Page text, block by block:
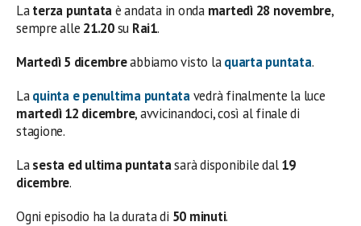
Laterza puntataè andata in onda martedì 28 novembre,
sempre alle 21.20su Rai1.
Martedì 5 dicembreabbiamo visto laquarta puntata.
Laquinta e penultima puntatavedrà finalmente la luce
martedì 12 dicembre, avvicinandoci, così al finale di
stagione.
Lasesta ed ultima puntatasarà disponibile dal19
dicembre.
Ogni episodio ha la durata di 50 minuti.